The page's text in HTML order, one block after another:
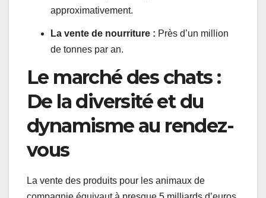
approximativement.
La vente de nourriture : Près d’un million
de tonnes par an.
Le marché des chats :
De la diversité et du
dynamisme au rendez-
vous
La vente des produits pour les animaux de